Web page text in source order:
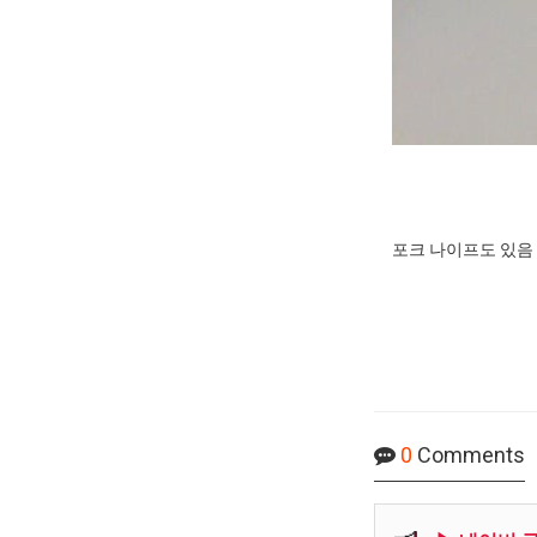
포크 나이프도 있음
0 Comments